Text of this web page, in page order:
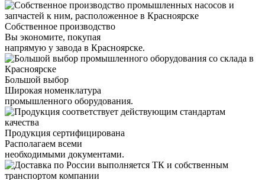
Собственное производство
Вы экономите, покупая
напрямую у завода в Красноярске.
Большой выбор
Широкая номенклатура
промышленного оборудования.
Продукция сертифицирована
Располагаем всеми
необходимыми документами.